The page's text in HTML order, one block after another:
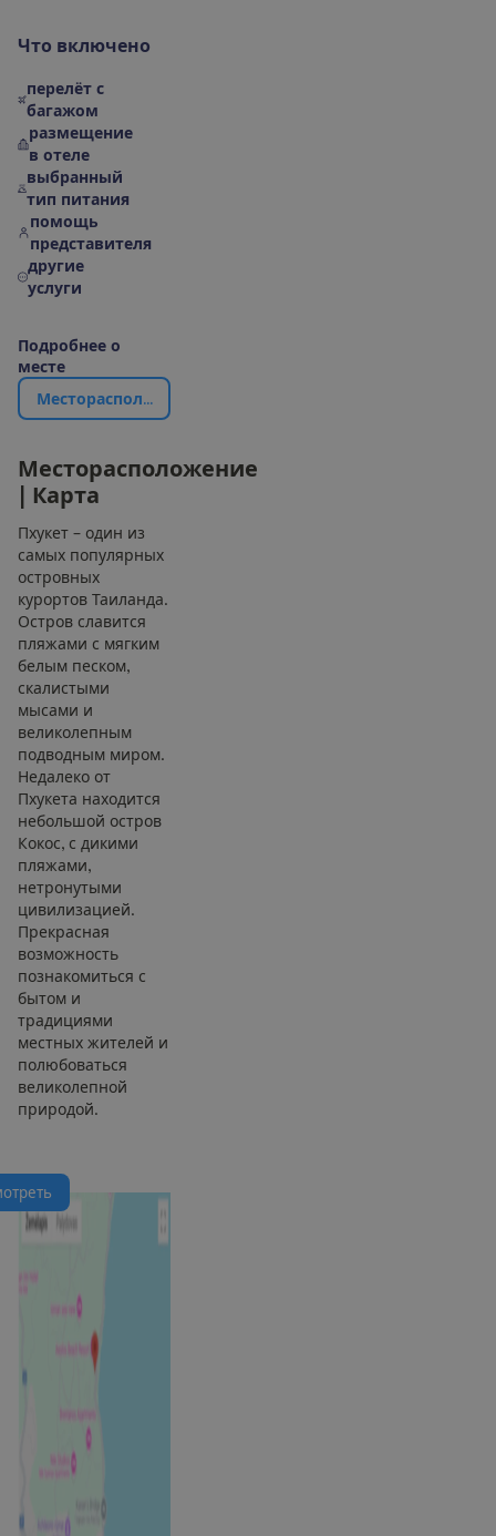
Что включено
перелёт с
багажом
размещение
в отеле
выбранный
тип питания
помощь
представителя
другие
услуги
Подробнее о
месте
Месторасполож
Месторасположение
Карта
Пхукет – один из
самых популярных
островных
курортов Таиланда.
Остров славится
пляжами с мягким
белым песком,
скалистыми
мысами и
великолепным
подводным миром.
Недалеко от
Пхукета находится
небольшой остров
Кокос, с дикими
пляжами,
нетронутыми
цивилизацией.
Прекрасная
возможность
познакомиться с
бытом и
традициями
местных жителей и
полюбоваться
великолепной
природой.
отреть